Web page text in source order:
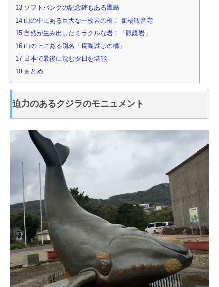
13 ソフトバンクの記念碑もある鷹島
14 山の中にある巨大な一枚岩の橋！ 御橋観音寺
15 自然が生み出したミラクルな岩！「眼鏡岩」
16 山の上にある別名「度胸試しの橋」
17 日本で最後に沈む夕日を堪能
18 まとめ
迫力のあるクジラのモニュメント